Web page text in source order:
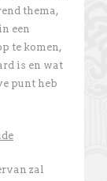
thema,
een
te komen,
is en wat
punt heb
zal